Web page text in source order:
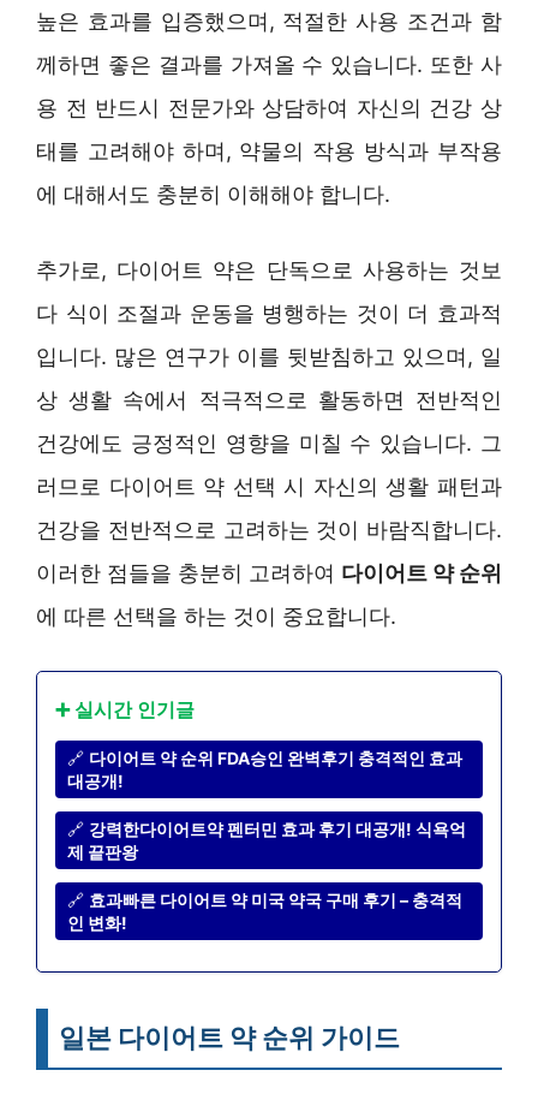
높은 효과를 입증했으며, 적절한 사용 조건과 함
께하면 좋은 결과를 가져올 수 있습니다. 또한 사
용 전 반드시 전문가와 상담하여 자신의 건강 상
태를 고려해야 하며, 약물의 작용 방식과 부작용
에 대해서도 충분히 이해해야 합니다.
추가로, 다이어트 약은 단독으로 사용하는 것보
다 식이 조절과 운동을 병행하는 것이 더 효과적
입니다. 많은 연구가 이를 뒷받침하고 있으며, 일
상 생활 속에서 적극적으로 활동하면 전반적인
건강에도 긍정적인 영향을 미칠 수 있습니다. 그
러므로 다이어트 약 선택 시 자신의 생활 패턴과
건강을 전반적으로 고려하는 것이 바람직합니다.
이러한 점들을 충분히 고려하여 다이어트 약 순위
에 따른 선택을 하는 것이 중요합니다.
➕ 실시간 인기글
🔗 다이어트 약 순위 FDA승인 완벽후기 충격적인 효과
대공개!
🔗 강력한다이어트약 펜터민 효과 후기 대공개! 식욕억
제 끝판왕
🔗 효과빠른 다이어트 약 미국 약국 구매 후기 – 충격적
인 변화!
일본 다이어트 약 순위 가이드